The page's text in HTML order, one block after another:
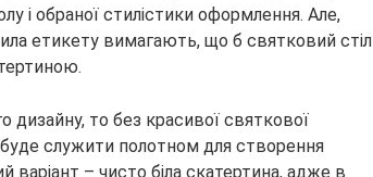
і обраної стилістики оформлення. Але,
етикету вимагають, що б святковий стіл
дизайну, то без красивої святкової
служити полотном для створення
– чисто біла скатертина, адже в